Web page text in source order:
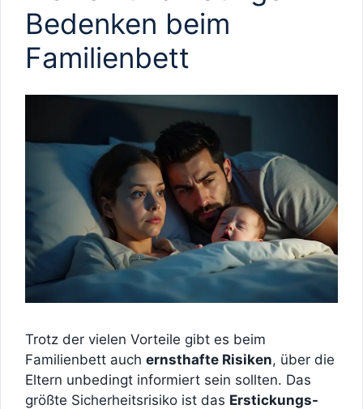
Bedenken beim
Familienbett
Trotz der vielen Vorteile gibt es beim
Familienbett auch ernsthafte Risiken, über die
Eltern unbedingt informiert sein sollten. Das
größte Sicherheitsrisiko ist das Erstickungs-